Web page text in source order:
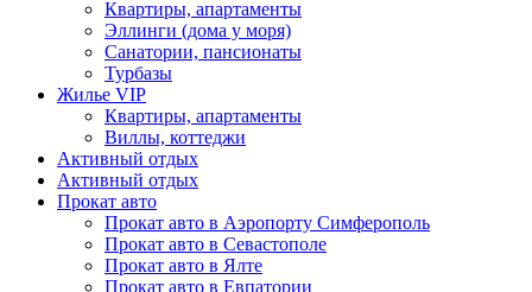
Квартиры, апартаменты
Эллинги (дома у моря)
Санатории, пансионаты
Турбазы
Жилье VIP
Квартиры, апартаменты
Виллы, коттеджи
Активный отдых
Активный отдых
Прокат авто
Прокат авто в Аэропорту Симферополь
Прокат авто в Севастополе
Прокат авто в Ялте
Прокат авто в Евпатории